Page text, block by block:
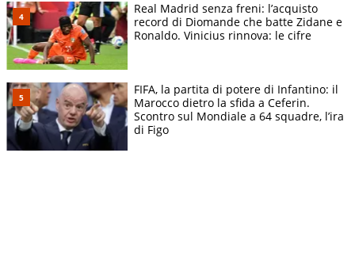
Real Madrid senza freni: l’acquisto
record di Diomande che batte Zidane e
Ronaldo. Vinicius rinnova: le cifre
FIFA, la partita di potere di Infantino: il
Marocco dietro la sfida a Ceferin.
Scontro sul Mondiale a 64 squadre, l’ira
di Figo